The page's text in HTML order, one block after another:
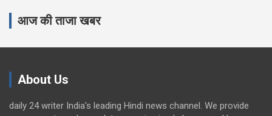
आज की ताजा खबर
About Us
daily 24 writer India's leading Hindi news channel. We provide